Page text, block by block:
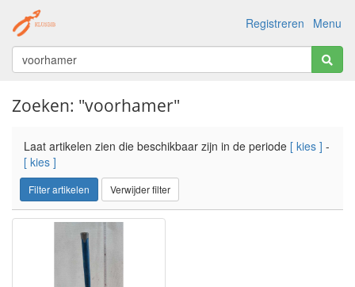
Menu
Registreren
Zoeken: "voorhamer"
Laat artikelen zien die beschikbaar zijn in de periode [ kies ] -
[ kies ]
Filter artikelen Verwijder filter